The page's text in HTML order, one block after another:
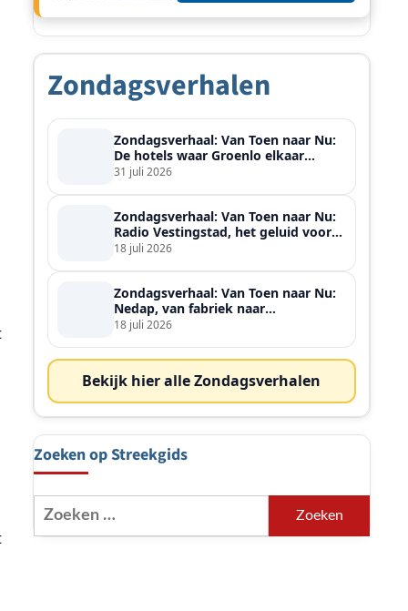
Zondagsverhalen
Zondagsverhaal: Van Toen naar Nu:
De hotels waar Groenlo elkaar
ontmoette
31 juli 2026
Zondagsverhaal: Van Toen naar Nu:
Radio Vestingstad, het geluid voor
heel de streek
18 juli 2026
Zondagsverhaal: Van Toen naar Nu:
Nedap, van fabriek naar
wereldspeler
18 juli 2026
Bekijk hier alle Zondagsverhalen
Zoeken op Streekgids
Zoeken
naar: